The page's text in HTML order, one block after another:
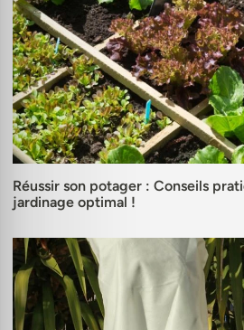
Réussir son potager : Conseils
jardinage optimal !